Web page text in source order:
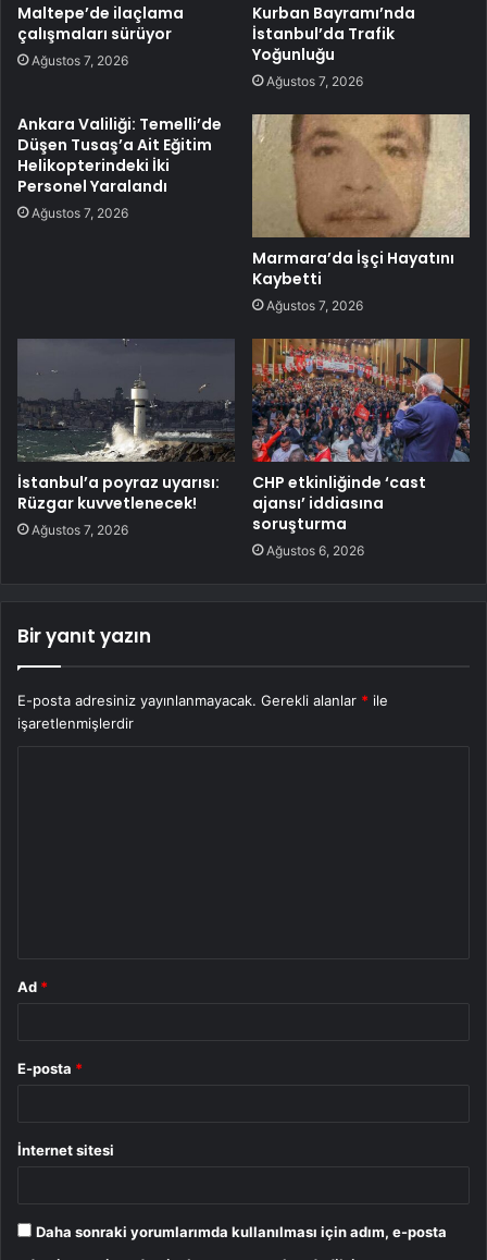
Maltepe’de ilaçlama
çalışmaları sürüyor
Ağustos 7, 2026
Kurban Bayramı’nda
İstanbul’da Trafik
Yoğunluğu
Ağustos 7, 2026
Ankara Valiliği: Temelli’de
Düşen Tusaş’a Ait Eğitim
Helikopterindeki İki
Personel Yaralandı
Ağustos 7, 2026
Marmara’da İşçi Hayatını
Kaybetti
Ağustos 7, 2026
İstanbul’a poyraz uyarısı:
Rüzgar kuvvetlenecek!
Ağustos 7, 2026
CHP etkinliğinde ‘cast
ajansı’ iddiasına
soruşturma
Ağustos 6, 2026
Bir yanıt yazın
E-posta adresiniz yayınlanmayacak. Gerekli alanlar * ile
işaretlenmişlerdir
Ad *
E-posta *
İnternet sitesi
Daha sonraki yorumlarımda kullanılması için adım, e-posta